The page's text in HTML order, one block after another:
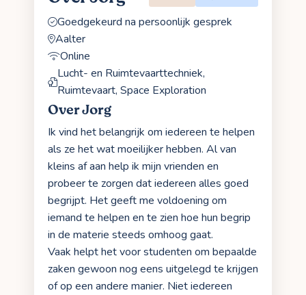
Goedgekeurd na persoonlijk gesprek
Aalter
Online
Lucht- en Ruimtevaarttechniek,
Ruimtevaart, Space Exploration
Over Jorg
Ik vind het belangrijk om iedereen te helpen
als ze het wat moeilijker hebben. Al van
kleins af aan help ik mijn vrienden en
probeer te zorgen dat iedereen alles goed
begrijpt. Het geeft me voldoening om
iemand te helpen en te zien hoe hun begrip
in de materie steeds omhoog gaat.
Vaak helpt het voor studenten om bepaalde
zaken gewoon nog eens uitgelegd te krijgen
of op een andere manier. Niet iedereen